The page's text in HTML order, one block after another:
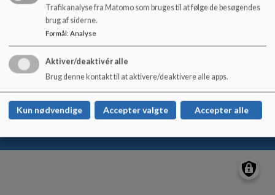
EAN NR. 5798007149222
Tilgængelighedserklæring
Sitemap
Cookie politik
Trafikanalyse fra Matomo som bruges til at følge de besøgendes
brug af siderne.
Formål: Analyse
Aktiver/deaktivér alle
Brug denne kontakt til at aktivere/deaktivere alle apps.
Kun nødvendige Accepter valgte Accepter alle